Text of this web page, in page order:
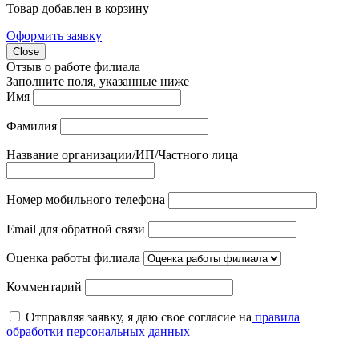
Товар добавлен в корзину
Оформить заявку
Close
Отзыв о работе филиала
Заполните поля, указанные ниже
Имя
Фамилия
Название организации/ИП/Частного лица
Номер мобильного телефона
Email для обратной связи
Оценка работы филиала
Комментарий
Отправляя заявку, я даю свое согласие на правила
обработки персональных данных